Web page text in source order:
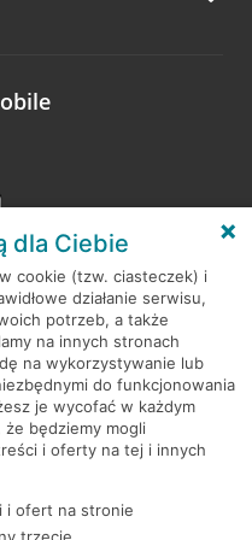
dla Ciebie
cookie (tzw. ciasteczek) i
działanie serwisu,
potrzeb, a także
na innych stronach
na wykorzystywanie lub
do funkcjonowania
je wycofać w każdym
będziemy mogli
i oferty na tej i innych
i ofert na stronie